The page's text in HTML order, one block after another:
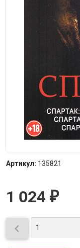
Артикул: 135821
1 024 ₽
